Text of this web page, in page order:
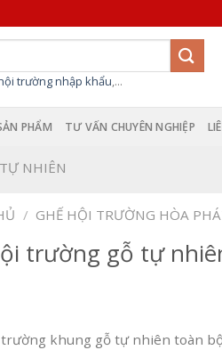
trường nhập khẩu,...
PHẨM TƯ VẤN CHUYÊN NGHIỆP
NHIÊN
/ GHẾ HỘI TRƯỜNG HÒA
trường gỗ tự
khung gỗ tự nhiên toàn